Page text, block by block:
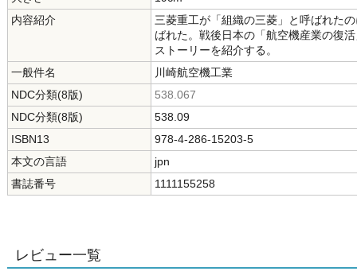
内容紹介
三菱重工が「組織の三菱」と呼ばれた
ばれた。戦後日本の「航空機産業の復
ストーリーを紹介する。
一般件名
川崎航空機工業
NDC分類(8版)
538.067
NDC分類(8版)
538.09
ISBN13
978-4-286-15203-5
本文の言語
jpn
書誌番号
1111155258
レビュー一覧